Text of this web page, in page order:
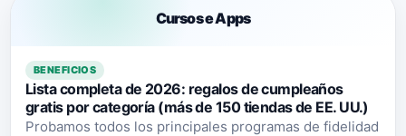
Cursos e Apps
BENEFICIOS
Lista completa de 2026: regalos de cumpleaños
gratis por categoría (más de 150 tiendas de EE. UU.)
Probamos todos los principales programas de fidelidad